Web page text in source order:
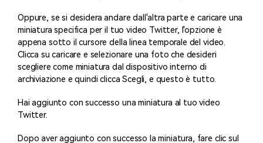
Oppure, se si desidera andare dall'altra parte e caricare una
miniatura specifica per il tuo video Twitter, l'opzione è
appena sotto il cursore della linea temporale del video.
Clicca su caricare e selezionare una foto che desideri
scegliere come miniatura dal dispositivo interno di
archiviazione e quindi clicca Scegli, e questo è tutto.
Hai aggiunto con successo una miniatura al tuo video
Twitter.
Dopo aver aggiunto con successo la miniatura, fare clic sul